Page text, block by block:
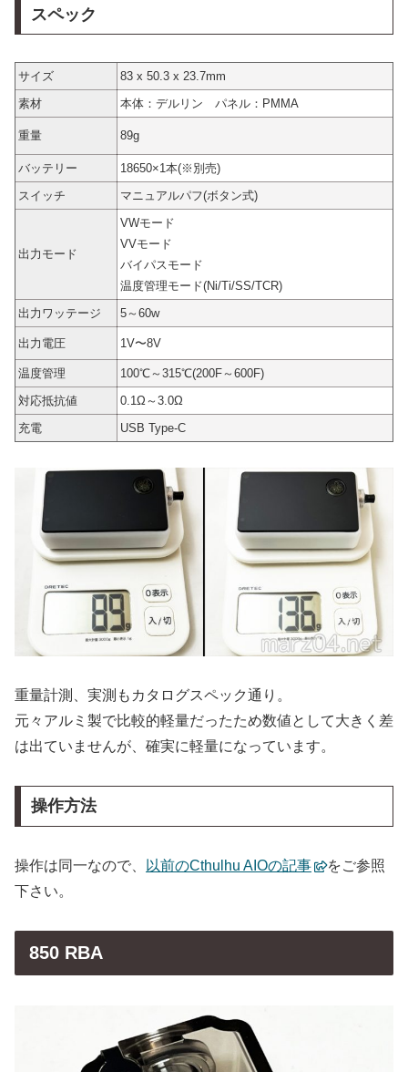
スペック
サイズ
83 x 50.3 x 23.7mm
素材
本体：デルリン パネル：PMMA
重量 89g
バッテリー
18650×1本(※別売)
スイッチ
マニュアルパフ(ボタン式)
出力モード
VWモード
VVモード
バイパスモード
温度管理モード(Ni/Ti/SS/TCR)
出力ワッテージ
5～60w
出力電圧 1V〜8V
温度管理
100℃～315℃(200F～600F)
対応抵抗値
0.1Ω～3.0Ω
充電
USB Type-C
重量計測、実測もカタログスペック通り。
元々アルミ製で比較的軽量だったため数値として大きく差
は出ていませんが、確実に軽量になっています。
操作方法
操作は同一なので、 以前のCthulhu AIOの記事
をご参照
下さい。
850 RBA